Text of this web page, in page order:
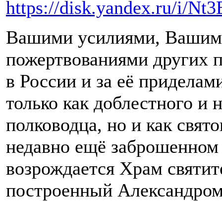
https://disk.yandex.ru/i/
Вашими усилиями,
пожертвованиями других
в России и за её
только как доблестного и
полководца, но и как
недавно ещё
возрождается Храм
построенный